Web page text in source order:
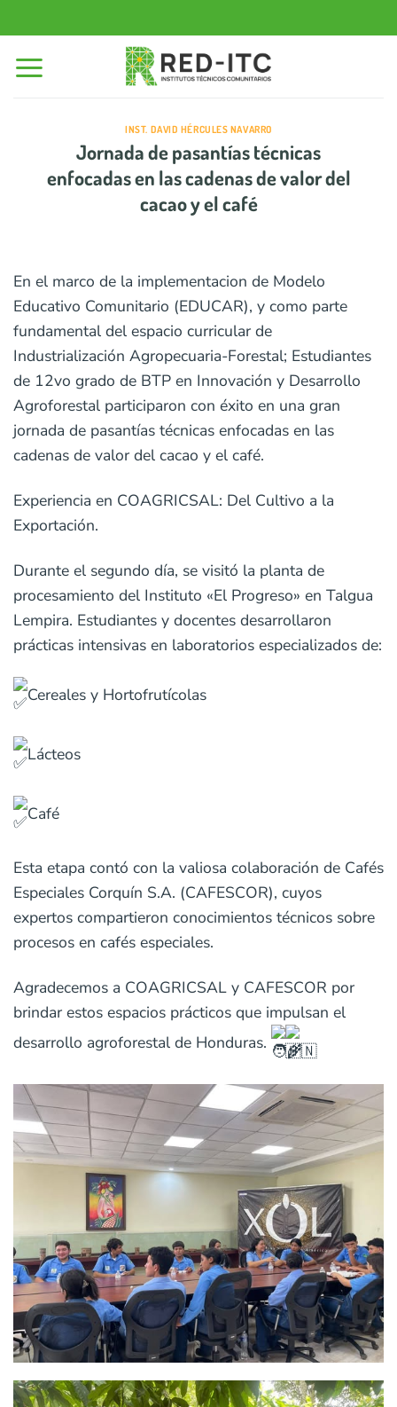
al
contenido
INST. DAVID HÉRCULES NAVARRO
Jornada de pasantías técnicas
enfocadas en las cadenas de valor del
cacao y el café
En el marco de la implementacion de Modelo
Educativo Comunitario (EDUCAR), y como parte
fundamental del espacio curricular de
Industrialización Agropecuaria-Forestal; Estudiantes
de 12vo grado de BTP en Innovación y Desarrollo
Agroforestal participaron con éxito en una gran
jornada de pasantías técnicas enfocadas en las
cadenas de valor del cacao y el café.
Experiencia en COAGRICSAL: Del Cultivo a la
Exportación.
Durante el segundo día, se visitó la planta de
procesamiento del Instituto «El Progreso» en Talgua
Lempira. Estudiantes y docentes desarrollaron
prácticas intensivas en laboratorios especializados de:
Cereales y Hortofrutícolas
Lácteos
Café
Esta etapa contó con la valiosa colaboración de Cafés
Especiales Corquín S.A. (CAFESCOR), cuyos
expertos compartieron conocimientos técnicos sobre
procesos en cafés especiales.
Agradecemos a COAGRICSAL y CAFESCOR por
brindar estos espacios prácticos que impulsan el
desarrollo agroforestal de Honduras.